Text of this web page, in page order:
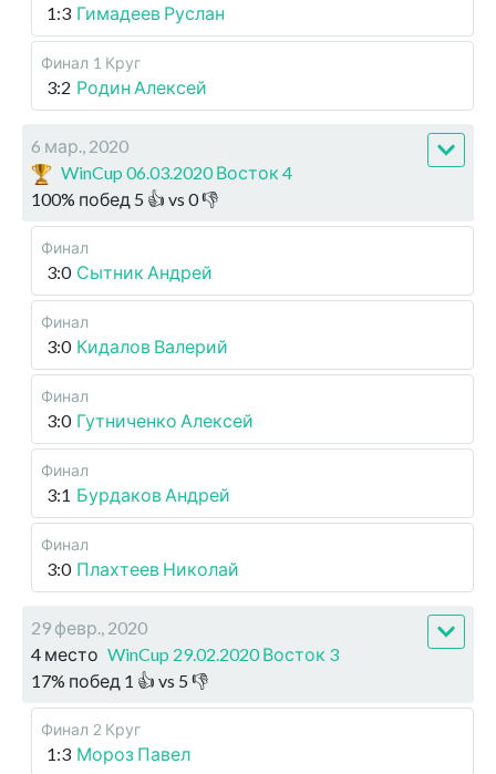
1:3 Гимадеев Руслан
Финал 1 Круг
3:2 Родин Алексей
6 мар., 2020
WinCup 06.03.2020 Восток 4
100% побед 5 👍 vs 0👎
Финал
3:0 Сытник Андрей
Финал
3:0 Кидалов Валерий
Финал
3:0 Гутниченко Алексей
Финал
3:1 Бурдаков Андрей
Финал
3:0 Плахтеев Николай
29 февр., 2020
4 место WinCup 29.02.2020 Восток 3
17% побед 1 👍 vs 5 👎
Финал 2 Круг
1:3 Мороз Павел